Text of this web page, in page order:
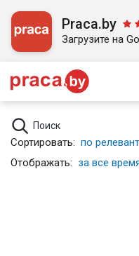
Praca.by
Загрузите на
Поиск
Сортировать: по
Отображать: за все